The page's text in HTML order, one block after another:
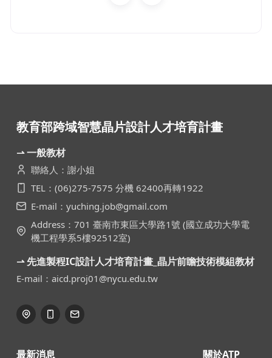
教育部跨域智慧晶片設計人才培育計畫
⇀ 一般教材
聯絡人：謝小姐
TEL：(06)275-7575 分機 62400再轉1922
E-mail：yuching.job@gmail.com
Address：701 臺南市東區大學路1號 (國立成功大學電
機工程學系5樓92512室)
⇀ 先進製程IC設計人才培育計畫_晶片前瞻技術模組教材
E-mail：aicd.proj01@nycu.edu.tw
最新消息 關於ATP